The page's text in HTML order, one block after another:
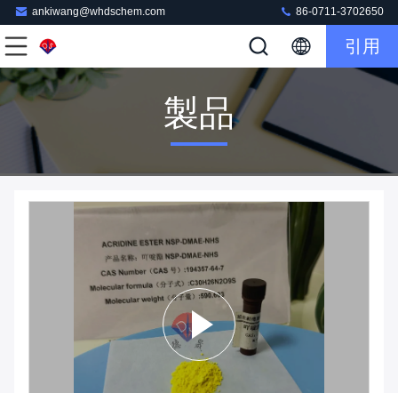
ankiwang@whdschem.com 86-0711-3702650
引用
製品